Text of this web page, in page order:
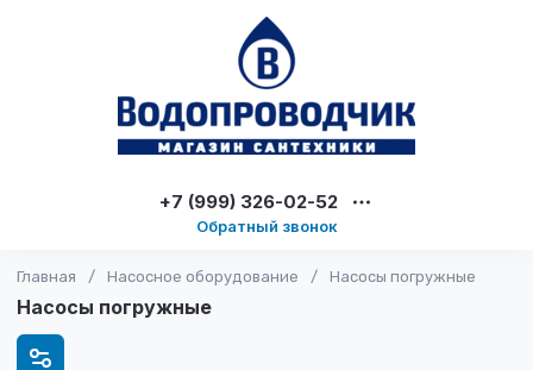
+7 (999) 326-02-52
Обратный звонок
Главная / Насосное оборудование / Насосы погружные
Насосы погружные